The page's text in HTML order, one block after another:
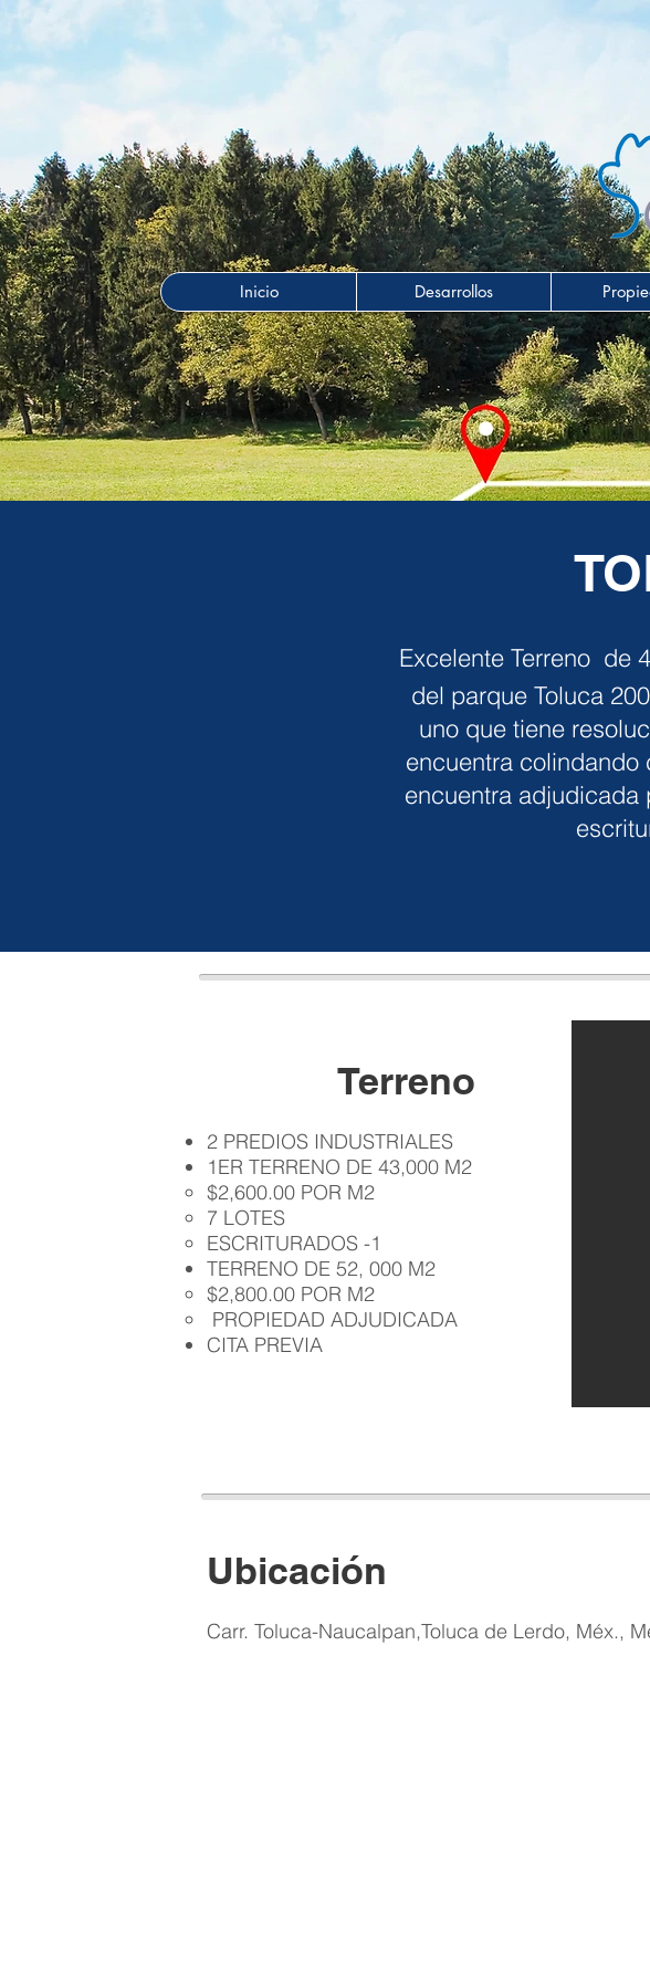
Inicio Desarrollos
Excelente Terreno de
del parque Toluca
uno que tiene
encuentra
encuentra adjudicada
Terreno
2 PREDIOS INDUSTRIALES
1ER TERRENO DE 43,000 M2
$2,600.00 POR M2
7 LOTES
ESCRITURADOS -1
TERRENO DE 52, 000 M2
$2,800.00 POR M2
PROPIEDAD ADJUDICADA
CITA PREVIA
Ubicación​
Carr. Toluca-Naucalpan,Toluca de Lerdo, Méx.,